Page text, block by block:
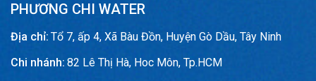
PHƯƠNG CHI WATER
Địa chỉ: Tổ 7, ấp 4, Xã Bàu Đồn, Huyện Gò Dầu, Tây Ninh
Chi nhánh: 82 Lê Thị Hà, Hoc Môn, Tp.HCM